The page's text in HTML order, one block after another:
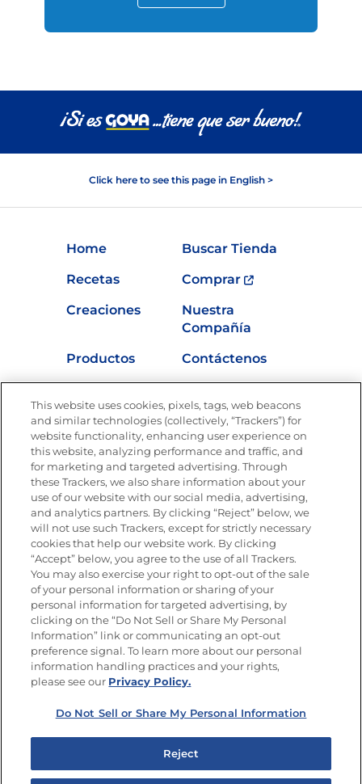
Click here to see this page in English >
Home
Buscar Tienda
Recetas
Comprar
Creaciones
Nuestra
Compañía
Productos
Contáctenos
Nutrición
Únete a La Cocina Goya®
Recibe Nuevas Recetas, Ofertas Especiales y
Promociones
Email(Obligatorio)
SÍGUENOS EN LAS REDES SOCIALES
Política de privacidad
No vender ni compartir mis datos personales
This website uses cookies, pixels, tags, web beacons
and similar technologies (collectively, “Trackers”) for
website functionality, enhancing user experience on
this website, analyzing performance and traffic, and
for marketing and targeted advertising. Through
these Trackers, we also share information about your
use of our website with our social media, advertising,
and analytics partners. By clicking “Reject” below, we
will not use such Trackers, except for strictly necessary
cookies that help our website work. By clicking
“Accept” below, you agree to the use of all Trackers.
You may also exercise your right to opt-out of the sale
of your personal information or sharing of your
personal information for targeted advertising, by
clicking on the “Do Not Sell or Share My Personal
Information” link or communicating an opt-out
preference signal. To learn more about our personal
information handling practices and your rights,
please see our Privacy Policy.
Do Not Sell or Share My Personal Information
Reject